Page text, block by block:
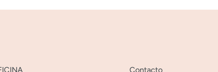
Contacto